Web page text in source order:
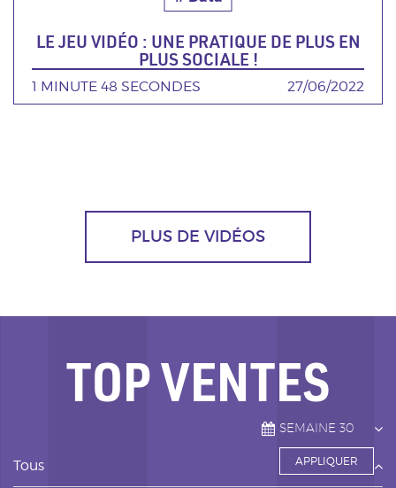
LE JEU VIDÉO : UNE PRATIQUE DE PLUS EN
PLUS SOCIALE !
DURÉE
1 MINUTE 48 SECONDES DATE
27/06/2022
PLUS DE VIDÉOS
TOP VENTES
Tous